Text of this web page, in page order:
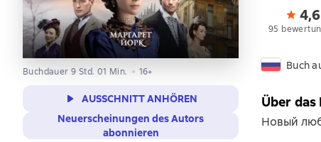
Buchdauer 9 Std. 01 Min. 16+
AUSSCHNITT ANHÖREN
Neuerscheinungen des Autors
abonnieren
4,6
95
Buch
Über das
Новый